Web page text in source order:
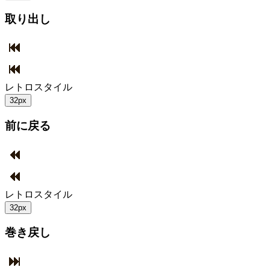
取り出し
レトロスタイル
32px
前に戻る
レトロスタイル
32px
巻き戻し